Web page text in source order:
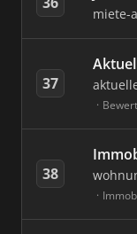
miete-
37
38